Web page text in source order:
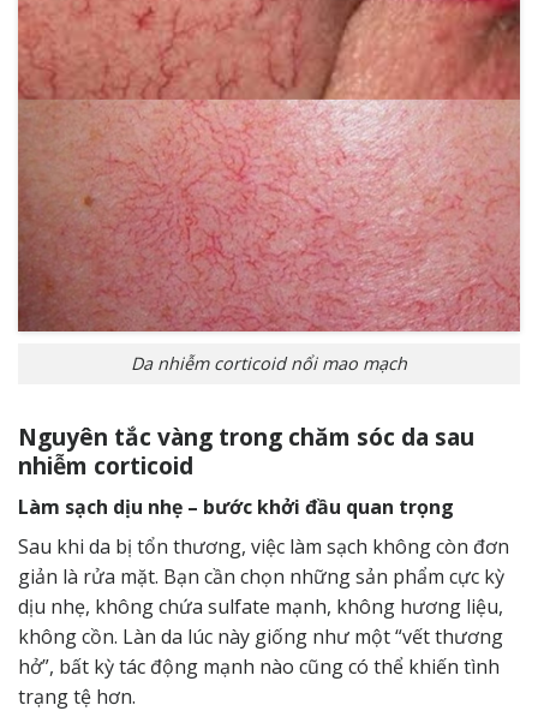
Da nhiễm corticoid nổi mao mạch
Nguyên tắc vàng trong chăm sóc da sau
nhiễm corticoid
Làm sạch dịu nhẹ – bước khởi đầu quan trọng
Sau khi da bị tổn thương, việc làm sạch không còn đơn
giản là rửa mặt. Bạn cần chọn những sản phẩm cực kỳ
dịu nhẹ, không chứa sulfate mạnh, không hương liệu,
không cồn. Làn da lúc này giống như một “vết thương
hở”, bất kỳ tác động mạnh nào cũng có thể khiến tình
trạng tệ hơn.